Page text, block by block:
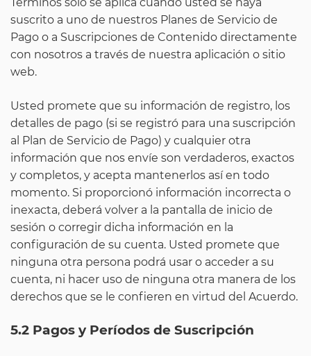
suscrito a uno de nuestros Planes de Servicio de
Pago o a Suscripciones de Contenido directamente
con nosotros a través de nuestra aplicación o sitio
web.
Usted promete que su información de registro, los
detalles de pago (si se registró para una suscripción
al Plan de Servicio de Pago) y cualquier otra
información que nos envíe son verdaderos, exactos
y completos, y acepta mantenerlos así en todo
momento. Si proporcionó información incorrecta o
inexacta, deberá volver a la pantalla de inicio de
sesión o corregir dicha información en la
configuración de su cuenta. Usted promete que
ninguna otra persona podrá usar o acceder a su
cuenta, ni hacer uso de ninguna otra manera de los
derechos que se le confieren en virtud del Acuerdo.
5.2 Pagos y Períodos de Suscripción